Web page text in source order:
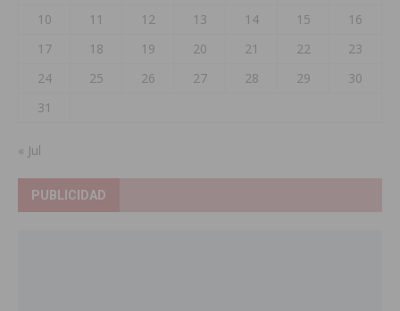
10
11 12 13 14 15
16
17
18 19 20 21 22
23
24
25 26 27 28 29
30
31
« Jul
PUBLICIDAD